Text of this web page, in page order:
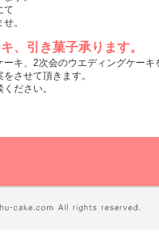
て
。
、引き菓子承ります。
キ、2次会のウエディングケーキ
させて頂きます。
ださい。